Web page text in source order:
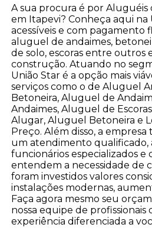
A sua procura é por Aluguéis
em Itapevi? Conheça aqui na
acessíveis e com pagamento
aluguel de andaimes,
de solo, escoras entre outros
construção. Atuando no
União Star é a opção mais
serviços como o de Aluguel
Betoneira, Aluguel de
Andaimes, Aluguel de
Alugar, Aluguel Betoneira e
Preço. Além disso, a
um atendimento qualificado,
funcionários especializados e
entendem a necessidade de
foram investidos valores
instalações modernas,
Faça agora mesmo seu
nossa equipe de
experiência diferenciada a